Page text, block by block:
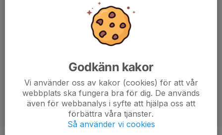
Godkänn kakor
Vi använder oss av kakor (cookies) för att vår
webbplats ska fungera bra för dig. De används
även för webbanalys i syfte att hjälpa oss att
förbättra våra tjänster.
Så använder vi cookies